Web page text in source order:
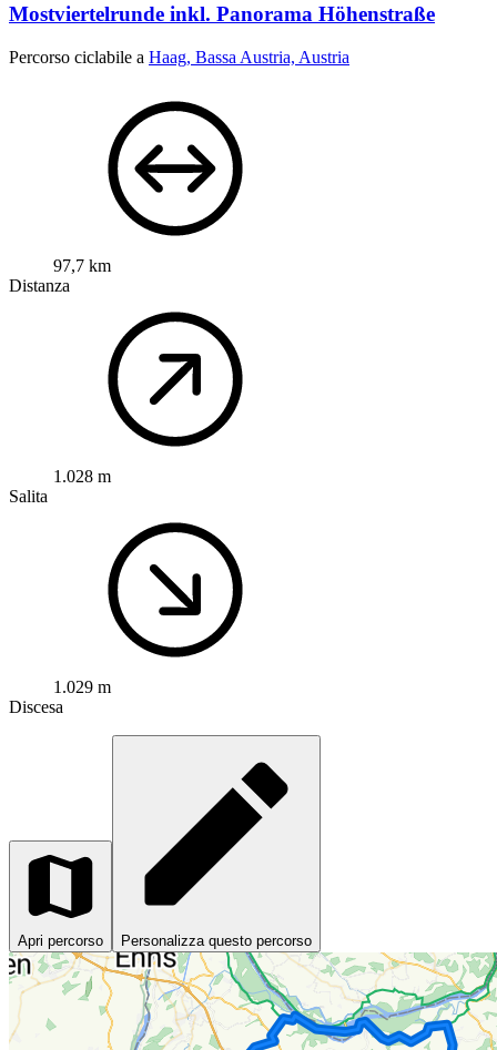
Mostviertelrunde inkl. Panorama Höhenstraße
Percorso ciclabile a Haag, Bassa Austria, Austria
97,7 km
Distanza
1.028 m
Salita
1.029 m
Discesa
Apri percorso Personalizza questo percorso